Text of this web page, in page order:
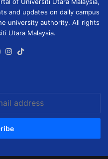
and updates on daily campus
university authority. All rights
Utara Malaysia.
YouTubeInstagram